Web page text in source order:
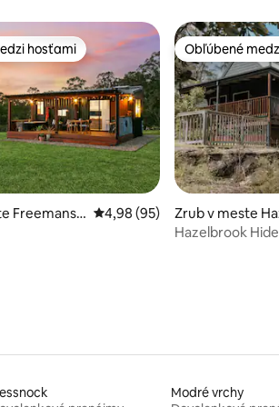
5, počet hodnotení: 165
medzi hosťami
hosťami
Freemans
Priemerné ohodnotenie
4,98 (95)
Obľúbené
Obľúbené
Zrub v meste
Hazelbrook
Modré vrchy